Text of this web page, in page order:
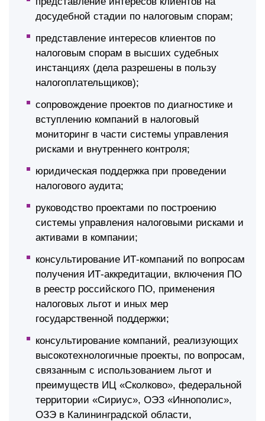
досудебной стадии по налоговым спорам;
представление интересов клиентов по
налоговым спорам в высших судебных
инстанциях (дела разрешены в пользу
налогоплательщиков);
сопровождение проектов по диагностике и
вступлению компаний в налоговый
мониторинг в части системы управления
рисками и внутреннего контроля;
юридическая поддержка при проведении
налогового аудита;
руководство проектами по построению
системы управления налоговыми рисками и
активами в компании;
консультирование ИТ-компаний по вопросам
получения ИТ-аккредитации, включения ПО
в реестр российского ПО, применения
налоговых льгот и иных мер
государственной поддержки;
консультирование компаний, реализующих
высокотехнологичные проекты, по вопросам,
связанным с использованием льгот и
преимуществ ИЦ «Сколково», федеральной
территории «Сириус», ОЭЗ «Иннополис»,
ОЗЭ в Калининградской области,